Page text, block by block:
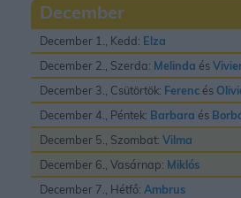
December
December 1., Kedd: Elza
December 2., Szerda: Melinda és
December 3., Csütörtök: Ferenc és
December 4., Péntek: Barbara és
December 5., Szombat: Vilma
December 6., Vasárnap: Miklós
December 7., Hétfő: Ambrus